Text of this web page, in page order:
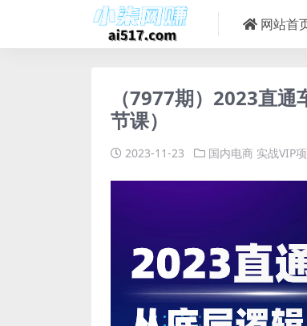
网站首
（7977期）2023直
节课）
2023-11-23 国内电商 实战VIP